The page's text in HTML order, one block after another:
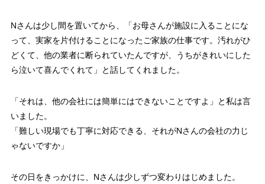
Nさんは少し間を置いてから、「お母さんが施設に入ることにな
って、実家を片付けることになったご家族の仕事です。汚れがひ
どくて、他の業者に断られていたんですが、うちがきれいにした
ら泣いて喜んでくれて」と話してくれました。
「それは、他の会社には簡単にはできないことですよ」と私は言
いました。
「難しい現場でも丁寧に対応できる、それがNさんの会社の力じ
ゃないですか」
その日をきっかけに、Nさんは少しずつ変わりはじめました。